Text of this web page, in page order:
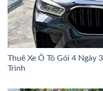
Thuê Xe Ô Tô Gói 4 Ngày
Trình